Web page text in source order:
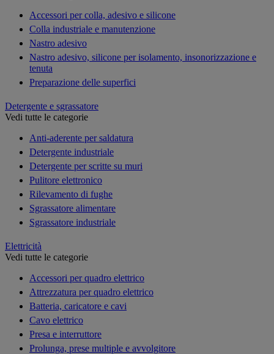
Accessori per colla, adesivo e silicone
Colla industriale e manutenzione
Nastro adesivo
Nastro adesivo, silicone per isolamento, insonorizzazione e
tenuta
Preparazione delle superfici
Detergente e sgrassatore
Vedi tutte le categorie
Anti-aderente per saldatura
Detergente industriale
Detergente per scritte su muri
Pulitore elettronico
Rilevamento di fughe
Sgrassatore alimentare
Sgrassatore industriale
Elettricità
Vedi tutte le categorie
Accessori per quadro elettrico
Attrezzatura per quadro elettrico
Batteria, caricatore e cavi
Cavo elettrico
Presa e interruttore
Prolunga, prese multiple e avvolgitore